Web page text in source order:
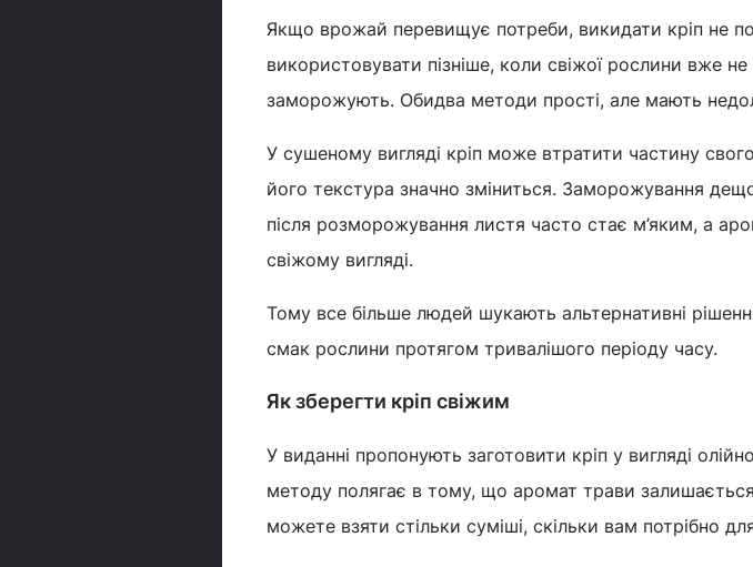
Якщо врожай перевищує потреби, викидати кріп не
використовувати пізніше, коли свіжої рослини вже не
заморожують. Обидва методи прості, але мають
У сушеному вигляді кріп може втратити частину
його текстура значно зміниться. Заморожування
після розморожування листя часто стає м’яким, а
свіжому вигляді.
Тому все більше людей шукають альтернативні
смак рослини протягом тривалішого періоду часу.
Як зберегти кріп свіжим
У виданні пропонують заготовити кріп у вигляді
методу полягає в тому, що аромат трави
можете взяти стільки суміші, скільки вам потрібно